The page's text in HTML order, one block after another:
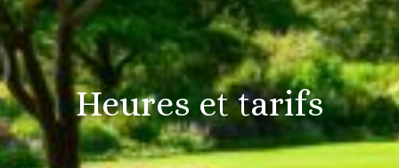
Heures et tarifs